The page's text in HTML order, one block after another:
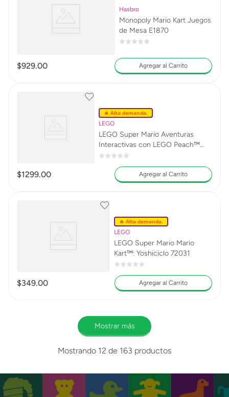
Hasbro
Monopoly Mario Kart Juegos
de Mesa E1870
$929.00 Agregar al Carrito
🔥 Alta demanda.
LEGO
LEGO Super Mario Aventuras
Interactivas con LEGO Peach™
71441
$1299.00 Agregar al Carrito
🔥 Alta demanda.
LEGO
LEGO Super Mario Mario
Kart™: Yoshiciclo 72031
$349.00 Agregar al Carrito
Mostrar más
Mostrando 12 de 163 productos